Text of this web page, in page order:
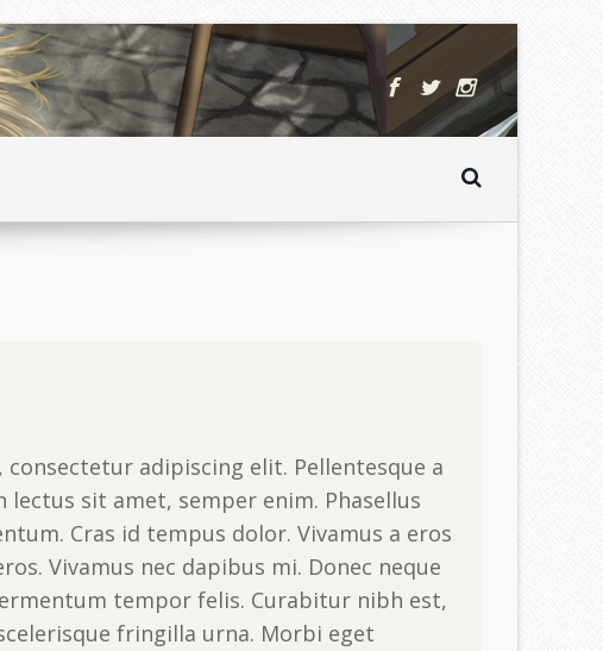
adipiscing elit. Pellentesque a
sit amet, semper enim. Phasellus
Cras id tempus dolor. Vivamus a eros
Vivamus nec dapibus mi. Donec neque
tempor felis. Curabitur nibh est,
fringilla urna. Morbi eget